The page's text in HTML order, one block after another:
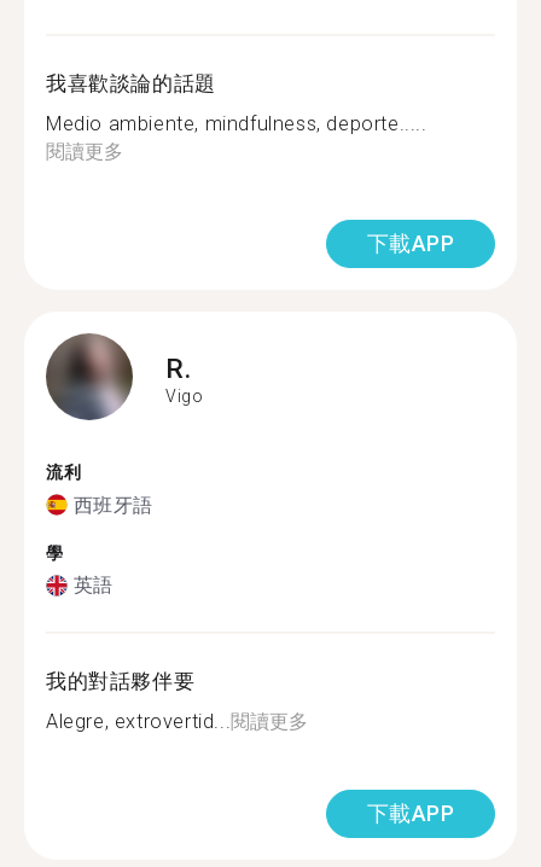
我喜歡談論的話題
Medio ambiente, mindfulness, deporte.....
閱讀更多
下載APP
R.
Vigo
流利
西班牙語
學
英語
我的對話夥伴要
Alegre, extrovertid...閱讀更多
下載APP